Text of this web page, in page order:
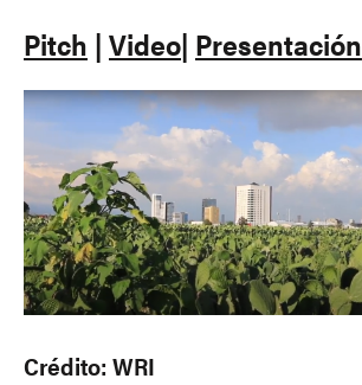
Pitch | Video| Presentación
Crédito: WRI